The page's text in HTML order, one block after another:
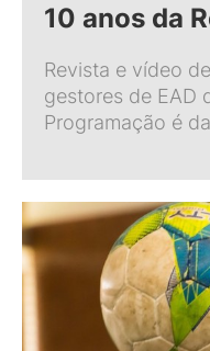
10 anos da
Revista e vídeo
gestores de EAD
Programação é